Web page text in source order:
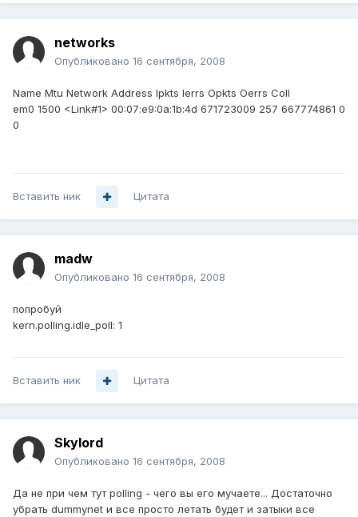
networks
Опубликовано 16 сентября, 2008
Name Mtu Network Address Ipkts Ierrs Opkts Oerrs Coll
em0 1500 <Link#1> 00:07:e9:0a:1b:4d 671723009 257 667774861 0
0
Вставить ник Цитата
madw
Опубликовано 16 сентября, 2008
попробуй
kern.polling.idle_poll: 1
Вставить ник Цитата
Skylord
Опубликовано 16 сентября, 2008
Да не при чем тут polling - чего вы его мучаете... Достаточно
убрать dummynet и все просто летать будет и затыки все